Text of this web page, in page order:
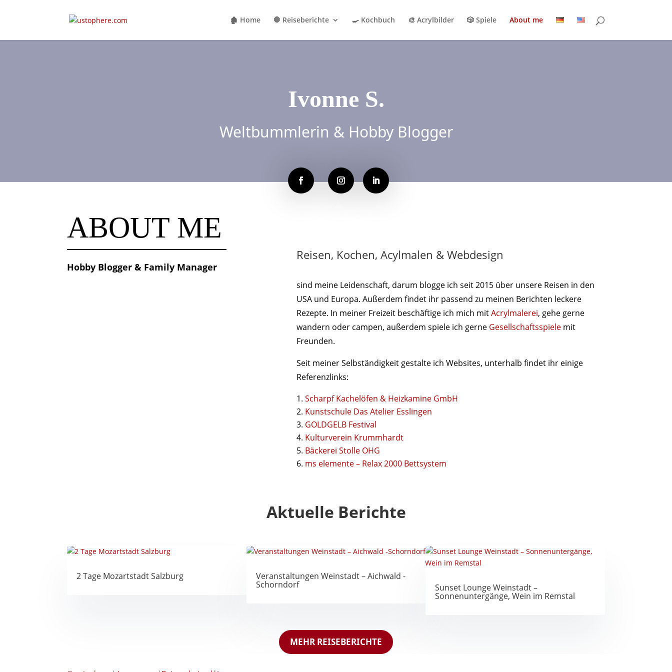
🏚 Home 🛑 Reiseberichte 🍳 Kochbuch 🎨 Acrylbilder 🎲 Spiele About me
Ivonne S.
Weltbummlerin & Hobby Blogger
ABOUT ME
Hobby Blogger & Family Manager
Reisen, Kochen, Acylmalen & Webdesign
sind meine Leidenschaft, darum blogge ich seit 2015 über unsere Reisen in den
USA und Europa. Außerdem findet ihr passend zu meinen Berichten leckere
Rezepte. In meiner Freizeit beschäftige ich mich mitAcrylmalerei, gehe gerne
wandern oder campen, außerdem spiele ich gerne Gesellschaftsspielemit
Freunden.
Seit meiner Selbständigkeit gestalte ich Websites, unterhalb findet ihr einige
Referenzlinks:
Scharpf Kachelöfen & Heizkamine GmbH
Kunstschule Das Atelier Esslingen
GOLDGELB Festival
Kulturverein Krummhardt
Bäckerei Stolle OHG
ms elemente – Relax 2000 Bettsystem
Aktuelle Berichte
2 Tage Mozartstadt Salzburg Veranstaltungen Weinstadt – Aichwald -
Schorndorf Sunset Lounge Weinstadt –
Sonnenuntergänge, Wein im Remstal
MEHR REISEBERICHTE